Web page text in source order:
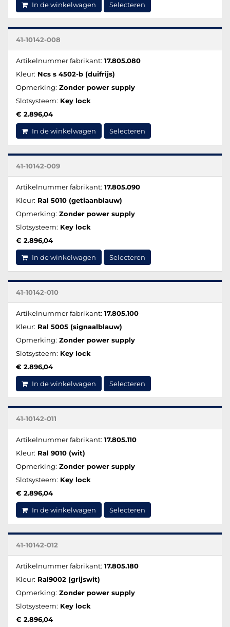
In de winkelwagen Selecteren
41-10142-008
Artikelnummer fabrikant: 17.805.080
Kleur: Ncs s 4502-b (duifrijs)
Opmerking: Zonder power supply
Slotsysteem: Key lock
€ 2.896,04
In de winkelwagen Selecteren
41-10142-009
Artikelnummer fabrikant: 17.805.090
Kleur: Ral 5010 (getiaanblauw)
Opmerking: Zonder power supply
Slotsysteem: Key lock
€ 2.896,04
In de winkelwagen Selecteren
41-10142-010
Artikelnummer fabrikant: 17.805.100
Kleur: Ral 5005 (signaalblauw)
Opmerking: Zonder power supply
Slotsysteem: Key lock
€ 2.896,04
In de winkelwagen Selecteren
41-10142-011
Artikelnummer fabrikant: 17.805.110
Kleur: Ral 9010 (wit)
Opmerking: Zonder power supply
Slotsysteem: Key lock
€ 2.896,04
In de winkelwagen Selecteren
41-10142-012
Artikelnummer fabrikant: 17.805.180
Kleur: Ral9002 (grijswit)
Opmerking: Zonder power supply
Slotsysteem: Key lock
€ 2.896,04